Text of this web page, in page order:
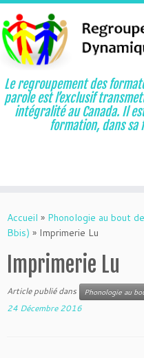
au
contenu
Le regroupement des
parole est l’exclusif
intégralité au Canada. Il
formation, dans sa
Accueil » Phonologie au bout
Bbis) » Imprimerie Lu
Imprimerie Lu
Article publié dans Phonologie au
24 Décembre 2016